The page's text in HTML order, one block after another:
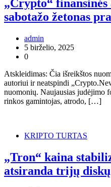
„Crypto“ finansinės
sabotažo žetonas
admin
5 birželio, 2025
0
Atskleidimas: Čia išreikštos
autoriui ir neatspindi
nuomonių. Naujausias judėjimo
rinkos gamintojas, atrodo, […]
KRIPTO TURTAS
„Tron“ kaina
atsiranda trijų